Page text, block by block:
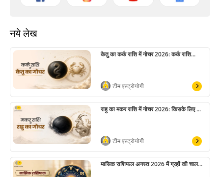
नये लेख
केतु का कर्क राशि में गोचर 2026: कर्क राशि...
टीम एस्ट्रोयोगी
राहु का मकर राशि में गोचर 2026: किसके लिए ...
टीम एस्ट्रोयोगी
मासिक राशिफल अगस्त 2026 में ग्रहों की चाल...